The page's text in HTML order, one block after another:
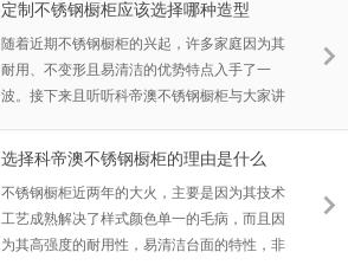
定制不锈钢橱柜应该选择哪种造型
随着近期不锈钢橱柜的兴起，许多家庭因为其
耐用、不变形且易清洁的优势特点入手了一
波。接下来且听听科帝澳不锈钢橱柜与大家讲
选择科帝澳不锈钢橱柜的理由是什么
不锈钢橱柜近两年的大火，主要是因为其技术
工艺成熟解决了样式颜色单一的毛病，而且因
为其高强度的耐用性，易清洁台面的特性，非